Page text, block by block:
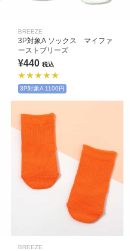
BREEZE
3P対象A ソックス マイファ
ーストブリーズ
¥440 税込
3P対象A 1100円
BREEZE